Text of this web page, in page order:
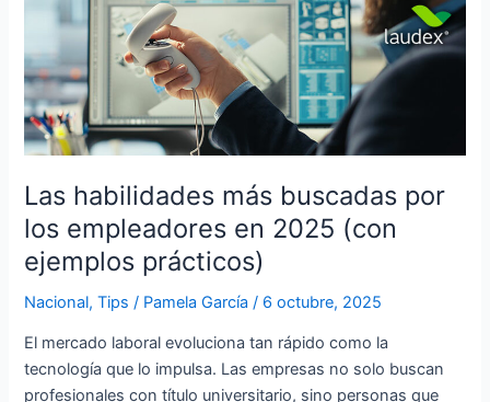
Las habilidades más buscadas por
los empleadores en 2025 (con
ejemplos prácticos)
Nacional,Tips / Pamela García/ 6 octubre, 2025
El mercado laboral evoluciona tan rápido como la
tecnología que lo impulsa. Las empresas no solo buscan
profesionales con título universitario, sino personas que
habilidades
más
buscadas
por
los
empleadores
en
2025
(con
ejemplos
prácticos)